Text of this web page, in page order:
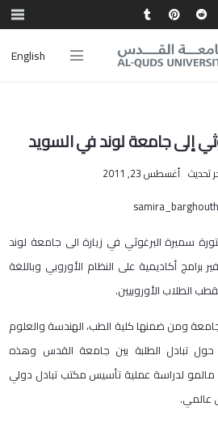
English
إلى جامعة لوند في السويد
تحديث أغسطس 23, 2011
سميرة البرغوثي في زيارة الى جامعة لوند
برامج أكاديمية على النظام الأوروبي وباللغة
الطلاب الأوروبيين.
ومن ضمنها كلية الطب، الهندسة والعلوم
حول تبادل الطلبة بين جامعة القدس وهذه
مالمو لدراسة عملية تأسيس مكتب تبادل دولي
عالمي.